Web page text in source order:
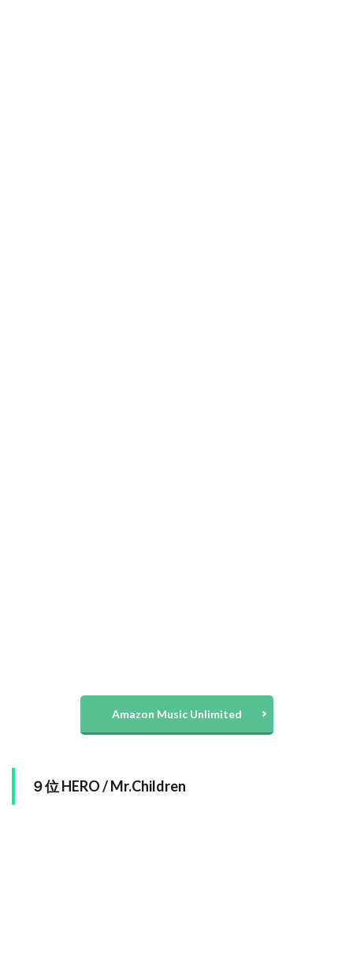
Amazon Music Unlimited
９位 HERO / Mr.Children